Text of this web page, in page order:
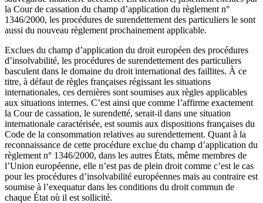
la Cour de cassation du champ d’application du règlement n°
1346/2000, les procédures de surendettement des particuliers le sont
aussi du nouveau règlement prochainement applicable.
Exclues du champ d’application du droit européen des procédures
d’insolvabilité, les procédures de surendettement des particuliers
basculent dans le domaine du droit international des faillites. À ce
titre, à défaut de règles françaises régissant les situations
internationales, ces dernières sont soumises aux règles applicables
aux situations internes. C’est ainsi que comme l’affirme exactement
la Cour de cassation, le surendetté, serait-il dans une situation
internationale caractérisée, est soumis aux dispositions françaises du
Code de la consommation relatives au surendettement. Quant à la
reconnaissance de cette procédure exclue du champ d’application du
règlement n° 1346/2000, dans les autres États, même membres de
l’Union européenne, elle n’est pas de plein droit comme c’est le cas
pour les procédures d’insolvabilité européennes mais au contraire est
soumise à l’exequatur dans les conditions du droit commun de
chaque État où il est sollicité.